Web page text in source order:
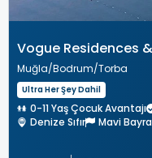
Vogue Residences
Muğla Bodrum Torba
Ultra Her Şey Dahil
0-11 Yaş Çocuk Avantajı
Denize Sıfır
Mavi